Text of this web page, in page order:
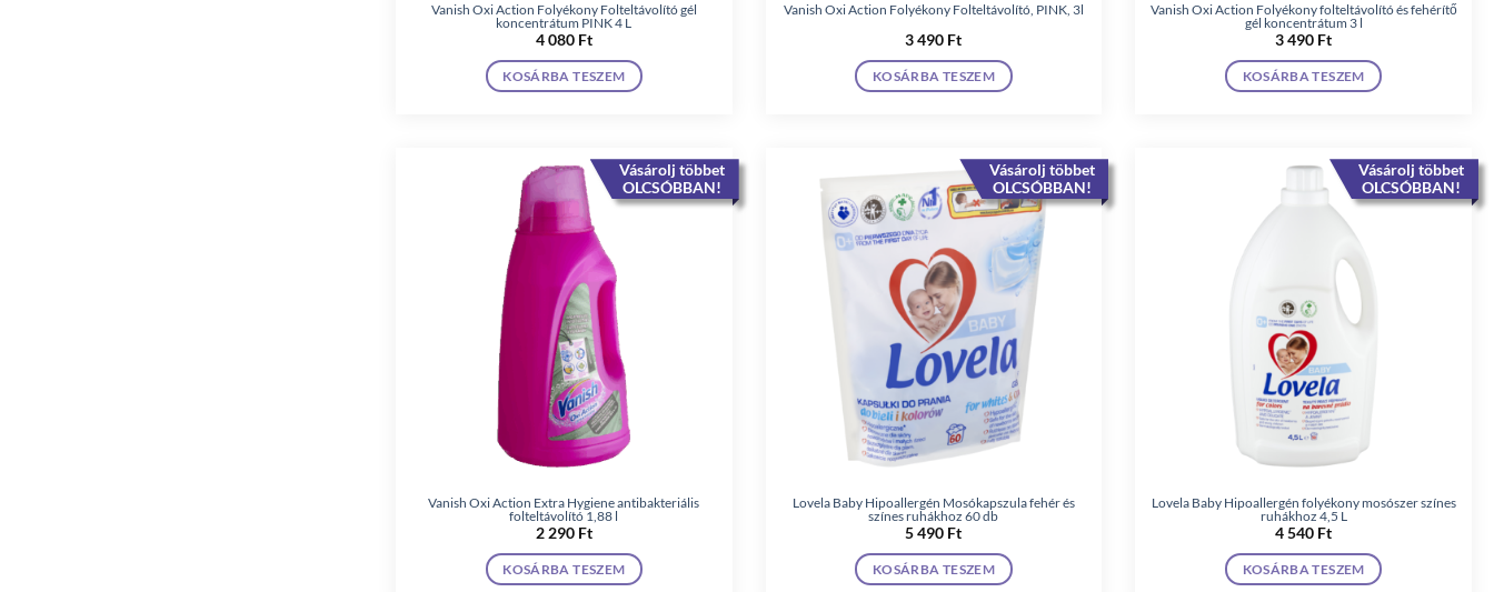
Vanish Oxi Action Folyékony Folteltávolító gél
koncentrátum PINK 4 L
4 080 Ft
KOSÁRBA TESZEM
Vanish Oxi Action Folyékony Folteltávolító, PINK, 3l
3 490 Ft
KOSÁRBA TESZEM
Vanish Oxi Action Folyékony folteltávolító és fehérítő
gél koncentrátum 3 l
3 490 Ft
KOSÁRBA TESZEM
Vásárolj többet
OLCSÓBBAN!
Vanish Oxi Action Extra Hygiene antibakteriális
folteltávolító 1,88 l
2 290 Ft
KOSÁRBA TESZEM
Vásárolj többet
OLCSÓBBAN!
Lovela Baby Hipoallergén Mosókapszula fehér és
színes ruhákhoz 60 db
5 490 Ft
KOSÁRBA TESZEM
Vásárolj többet
OLCSÓBBAN!
Lovela Baby Hipoallergén folyékony mosószer színes
ruhákhoz 4,5 L
4 540 Ft
KOSÁRBA TESZEM